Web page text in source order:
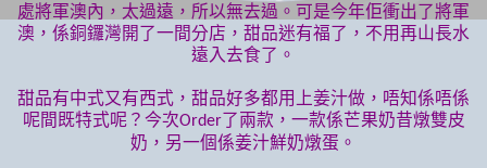
處將軍澳內，太過遠，所以無去過。可是今年佢衝出了將軍
澳，係銅鑼灣開了一間分店，甜品迷有福了，不用再山長水
遠入去食了。
甜品有中式又有西式，甜品好多都用上姜汁做，唔知係唔係
呢間既特式呢？今次Order了兩款，一款係芒果奶昔燉雙皮
奶，另一個係姜汁鮮奶燉蛋。